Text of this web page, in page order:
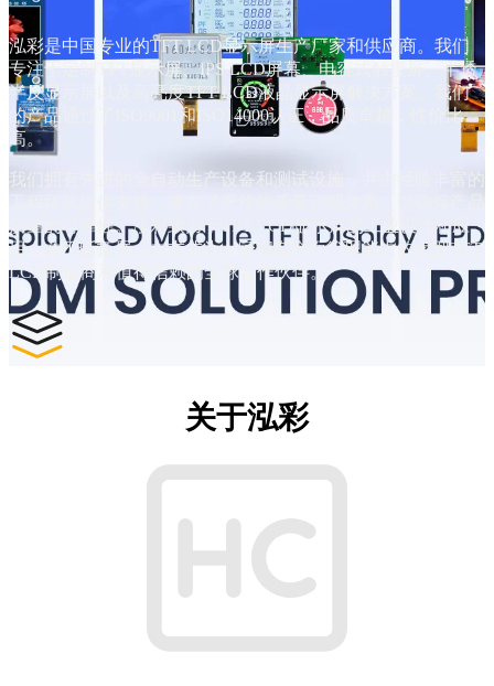
泓彩是中国专业的TFT LCD显示屏生产厂家和供应商。我们
专注于定制TFT显示屏、IPS LCD屏幕、电容式触摸屏、半透
半反显示屏以及高亮度TFT LCD液晶显示屏解决方案。我们
的产品通过了ISO9001和ISO14000认证，品质卓越，性价比
高。
我们拥有先进的全自动生产设备和测试设施，并由经验丰富的
质量的可靠性。泓彩致力于TFT LCD显示屏的工业设计和应
用，并不断拓展，力求成为一家拥有全面管理能力的大型TFT
LCD制造商和值得信赖的全球合作伙伴。
关于泓彩